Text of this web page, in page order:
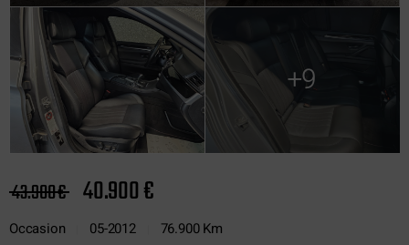
+9
43.900 € 40.900 €
Occasion 05-2012
76.900 Km